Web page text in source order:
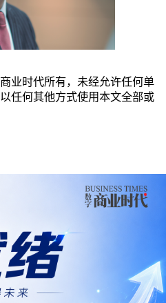
业时代所有，未经允许任何单
任何其他方式使用本文全部或